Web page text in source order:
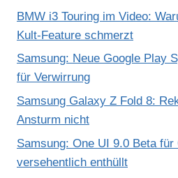
BMW i3 Touring im Video:
Kult-Feature schmerzt
Samsung: Neue Google Play
für Verwirrung
Samsung Galaxy Z Fold 8:
Ansturm nicht
Samsung: One UI 9.0 Beta
versehentlich enthüllt